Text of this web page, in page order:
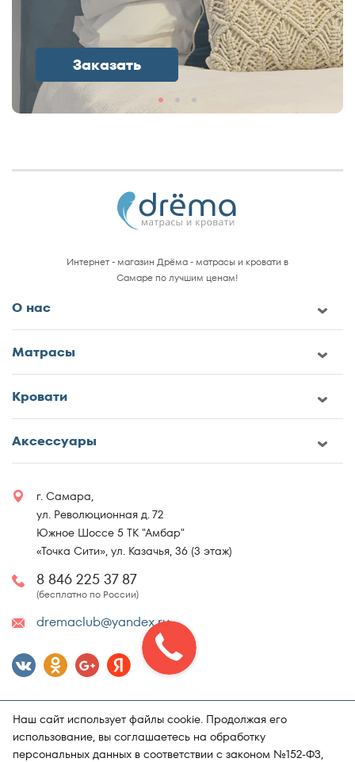
Заказать
Интернет - магазин Дрёма - матрасы и кровати в
Самаре по лучшим ценам!
О нас
Матрасы
Кровати
Аксессуары
г. Самара,
ул. Революционная д. 72
Южное Шоссе 5 ТК "Амбар"
«Точка Сити», ул. Казачья, 36 (3 этаж)
8 846 225 37 87
(бесплатно по России)
dremaclub@yandex.ru
Наш сайт использует файлы cookie. Продолжая его
использование, вы соглашаетесь на обработку
персональных данных в соответствии с законом №152-ФЗ,